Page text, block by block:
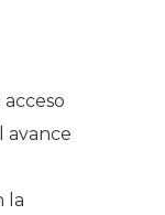
avance
la